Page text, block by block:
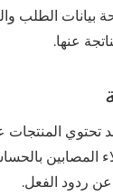
الطلب
عنها.
المنتجات
المصابين
ردود الفعل.